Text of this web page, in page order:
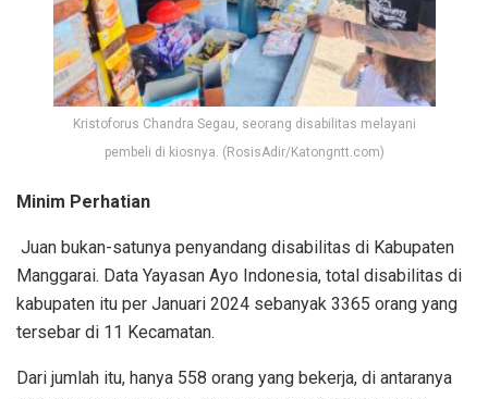
Kristoforus Chandra Segau, seorang disabilitas melayani
pembeli di kiosnya. (RosisAdir/Katongntt.com)
Minim Perhatian
Juan bukan-satunya penyandang disabilitas di Kabupaten
Manggarai. Data Yayasan Ayo Indonesia, total disabilitas di
kabupaten itu per Januari 2024 sebanyak 3365 orang yang
tersebar di 11 Kecamatan.
Dari jumlah itu, hanya 558 orang yang bekerja, di antaranya